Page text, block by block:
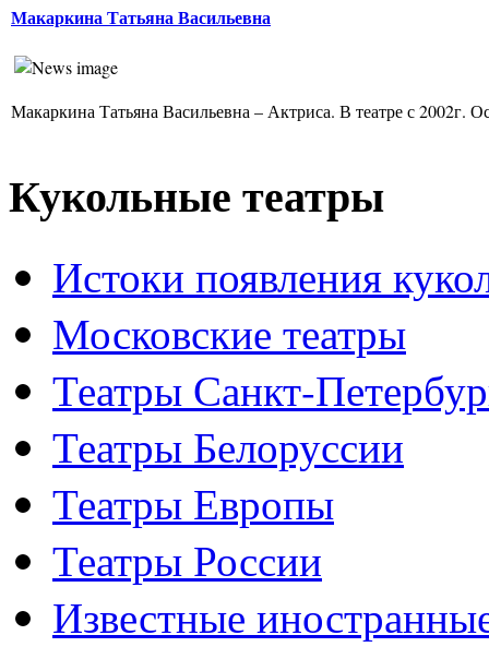
Макаркина Татьяна Васильевна
Макаркина Татьяна Васильевна – Актриса. В театре с 2002г.
Кукольные театры
Истоки появления
Московские театры
Театры Санкт-
Театры Белоруссии
Театры Европы
Театры России
Известные